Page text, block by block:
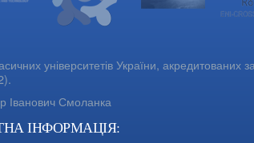
університетів України, акредитованих
Іванович Смоланка
ІНФОРМАЦІЯ: